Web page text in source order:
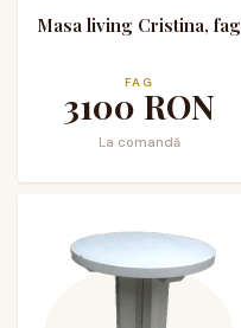
Masa living Cristina, fag
FAG
3100 RON
La comandă